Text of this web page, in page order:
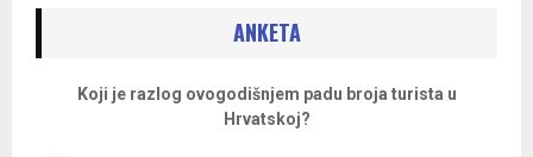
ANKETA
Koji je razlog ovogodišnjem padu broja turista u
Hrvatskoj?